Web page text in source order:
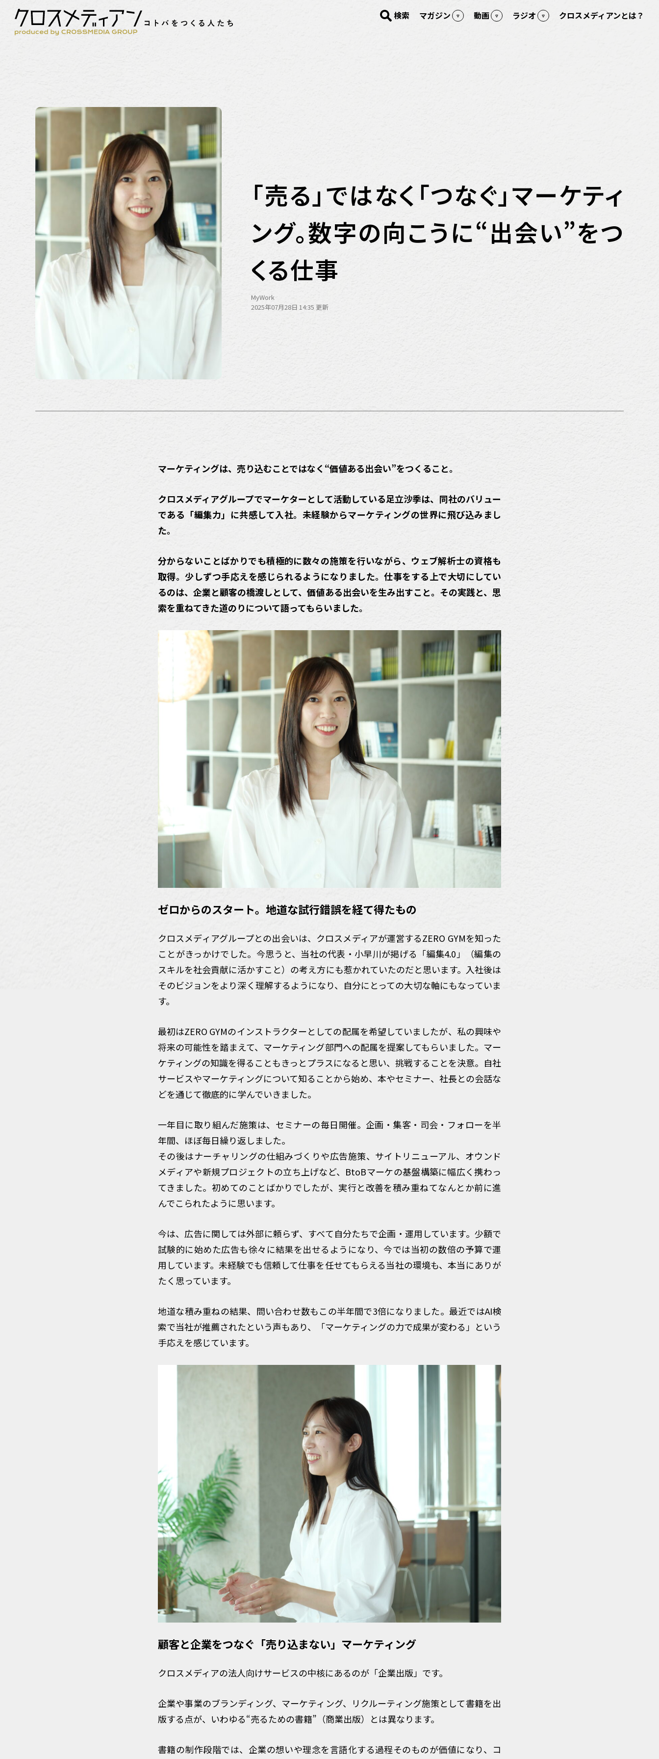
検索 マガジン 動画 ラジオ クロスメディアンとは？
「売る」ではなく「つなぐ」マーケティ
ング。数字の向こうに“出会い”をつ
くる仕事
MyWork
2025年07月28日 14:35 更新
マーケティングは、売り込むことではなく“価値ある出会い”をつくること。
クロスメディアグループでマーケターとして活動している足立沙季は、同社のバリュー
である「編集力」に共感して入社。未経験からマーケティングの世界に飛び込みまし
た。
分からないことばかりでも積極的に数々の施策を行いながら、ウェブ解析士の資格も
取得。少しずつ手応えを感じられるようになりました。仕事をする上で大切にしてい
るのは、企業と顧客の橋渡しとして、価値ある出会いを生み出すこと。その実践と、思
索を重ねてきた道のりについて語ってもらいました。
ゼロからのスタート。地道な試行錯誤を経て得たもの
クロスメディアグループとの出会いは、クロスメディアが運営するZERO GYMを知った
ことがきっかけでした。今思うと、当社の代表・小早川が掲げる「編集4.0」（編集の
スキルを社会貢献に活かすこと）の考え方にも惹かれていたのだと思います。入社後は
そのビジョンをより深く理解するようになり、自分にとっての大切な軸にもなっていま
す。
最初はZERO GYMのインストラクターとしての配属を希望していましたが、私の興味や
将来の可能性を踏まえて、マーケティング部門への配属を提案してもらいました。 マー
ケティングの知識を得ることもきっとプラスになると思い、挑戦することを決意。自社
サービスやマーケティングについて知ることから始め、本やセミナー、社長との会話な
どを通じて徹底的に学んでいきました。
一年目に取り組んだ施策は、セミナーの毎日開催。企画・集客・司会・フォローを半
年間、ほぼ毎日繰り返しました。
その後はナーチャリングの仕組みづくりや広告施策、サイトリニューアル、オウンド
メディアや新規プロジェクトの立ち上げなど、BtoBマーケの基盤構築に幅広く携わっ
てきました。初めてのことばかりでしたが、実行と改善を積み重ねてなんとか前に進
んでこられたように思います。
今は、広告に関しては外部に頼らず、すべて自分たちで企画・運用しています。少額で
試験的に始めた広告も徐々に結果を出せるようになり、今では当初の数倍の予算で運
用しています。未経験でも信頼して仕事を任せてもらえる当社の環境も、本当にありが
たく思っています。
地道な積み重ねの結果、問い合わせ数もこの半年間で3倍になりました。最近ではAI検
索で当社が推薦されたという声もあり、「マーケティングの力で成果が変わる」という
手応えを感じています。
顧客と企業をつなぐ「売り込まない」マーケティング
クロスメディアの法人向けサービスの中核にあるのが「企業出版」です。
企業や事業のブランディング、マーケティング、リクルーティング施策として書籍を出
版する点が、いわゆる“売るための書籍”（商業出版）とは異なります。
書籍の制作段階では、企業の想いや理念を言語化する過程そのものが価値になり、コ